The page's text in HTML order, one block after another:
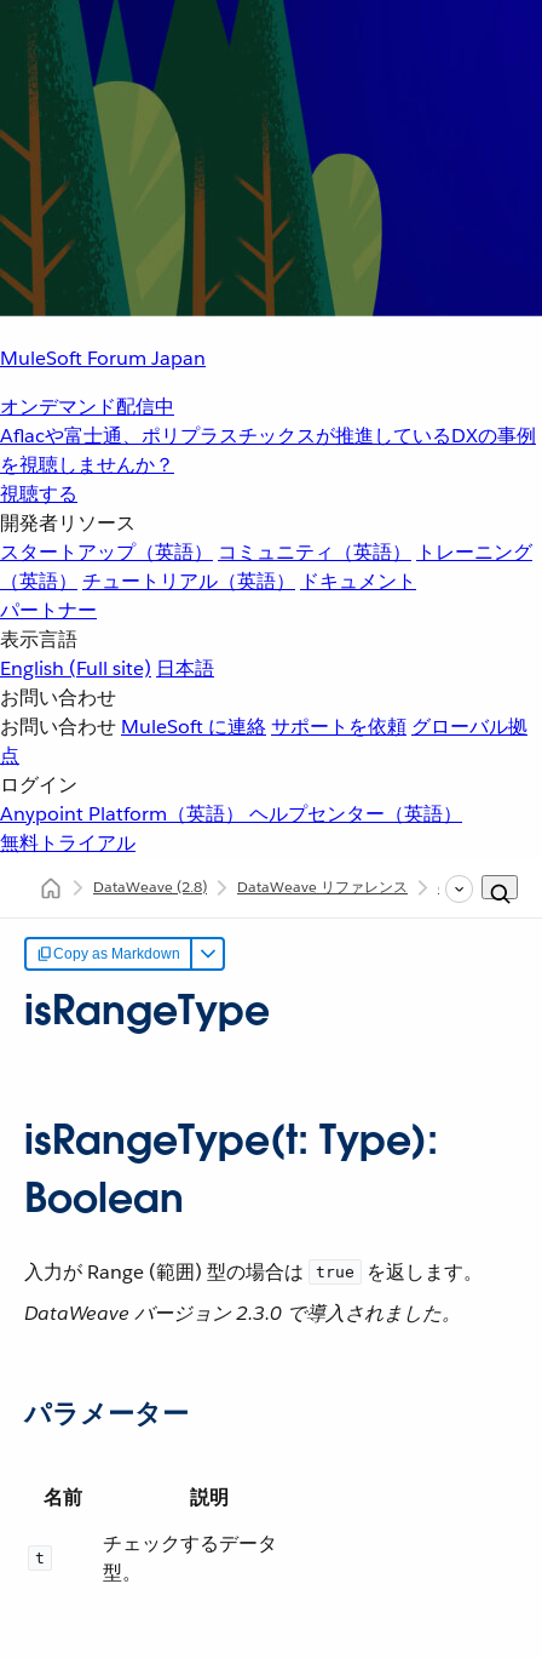
MuleSoft Forum Japan
オンデマンド配信中
Aflacや富士通、ポリプラスチックスが推進しているDXの事例
を視聴しませんか？
視聴する
開発者リソース
スタートアップ（英語）
コミュニティ（英語）
トレーニング
（英語）
チュートリアル（英語）
ドキュメント
パートナー
表示言語
English (Full site) 日本語
お問い合わせ
お問い合わせ MuleSoft に連絡サポートを依頼 グローバル拠
点
ログイン
Anypoint Platform（英語） ヘルプセンター（英語）
無料トライアル
DataWeave(2.8) DataWeave リファレンス dw::core::Types
Copy as Markdown
isRangeType
isRangeType(t: Type):
Boolean
入力が Range (範囲) 型の場合は ​ true
​ を返します。
DataWeave バージョン 2.3.0 で導入されました。
パラメーター
名前 説明
t
チェックするデータ
型。